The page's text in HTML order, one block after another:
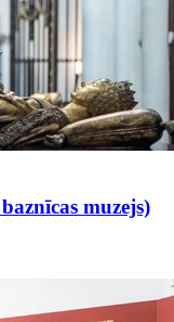
muzejs)